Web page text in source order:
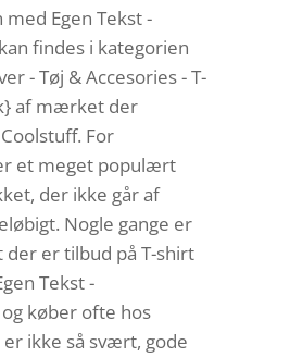
Egen Tekst -
findes i kategorien
- Tøj & Accesories - T-
af mærket der
For
et meget populært
der ikke går af
Nogle gange er
der er tilbud på T-shirt
Tekst -
køber ofte hos
ikke så svært, gode